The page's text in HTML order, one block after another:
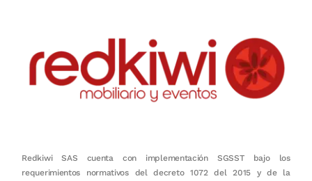
Redkiwi SAS cuenta con implementación SGSST bajo los
requerimientos normativos del decreto 1072 del 2015 y de la